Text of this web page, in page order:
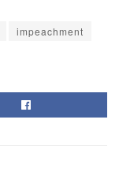
impeachment